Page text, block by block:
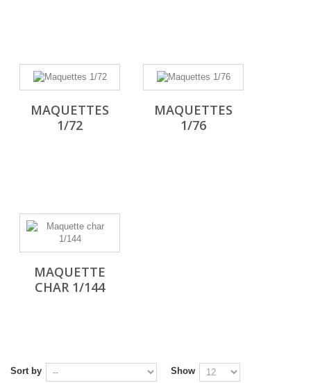
MAQUETTES
1/72
MAQUETTES
1/76
MAQUETTE
CHAR 1/144
Sort by
Show